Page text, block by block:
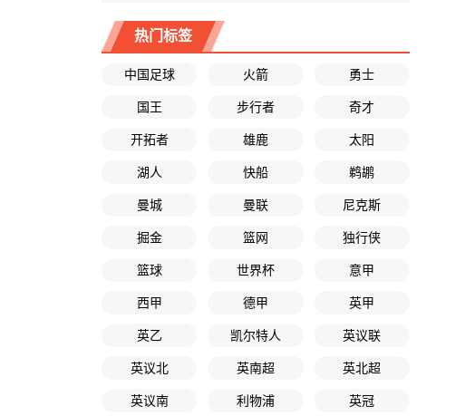
热门标签
中国足球 火箭 勇士
国王 步行者 奇才
开拓者 雄鹿 太阳
湖人 快船 鹈鹕
曼城 曼联 尼克斯
掘金 篮网 独行侠
篮球 世界杯 意甲
西甲 德甲 英甲
英乙 凯尔特人 英议联
英议北 英南超 英北超
英议南 利物浦 英冠